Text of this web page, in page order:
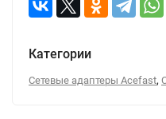
Категории
Сетевые адаптеры Acefast,